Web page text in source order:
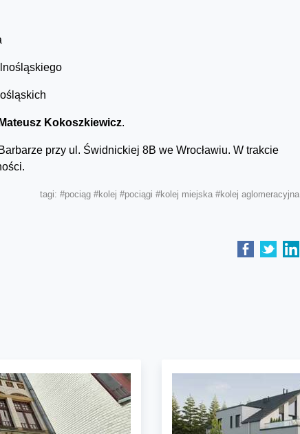
Mateusz Kokoszkiewicz.
przy ul. Świdnickiej 8B we Wrocławiu. W trakcie
tagi: #pociąg #kolej #pociągi #kolej miejska #kolej aglomeracyjna